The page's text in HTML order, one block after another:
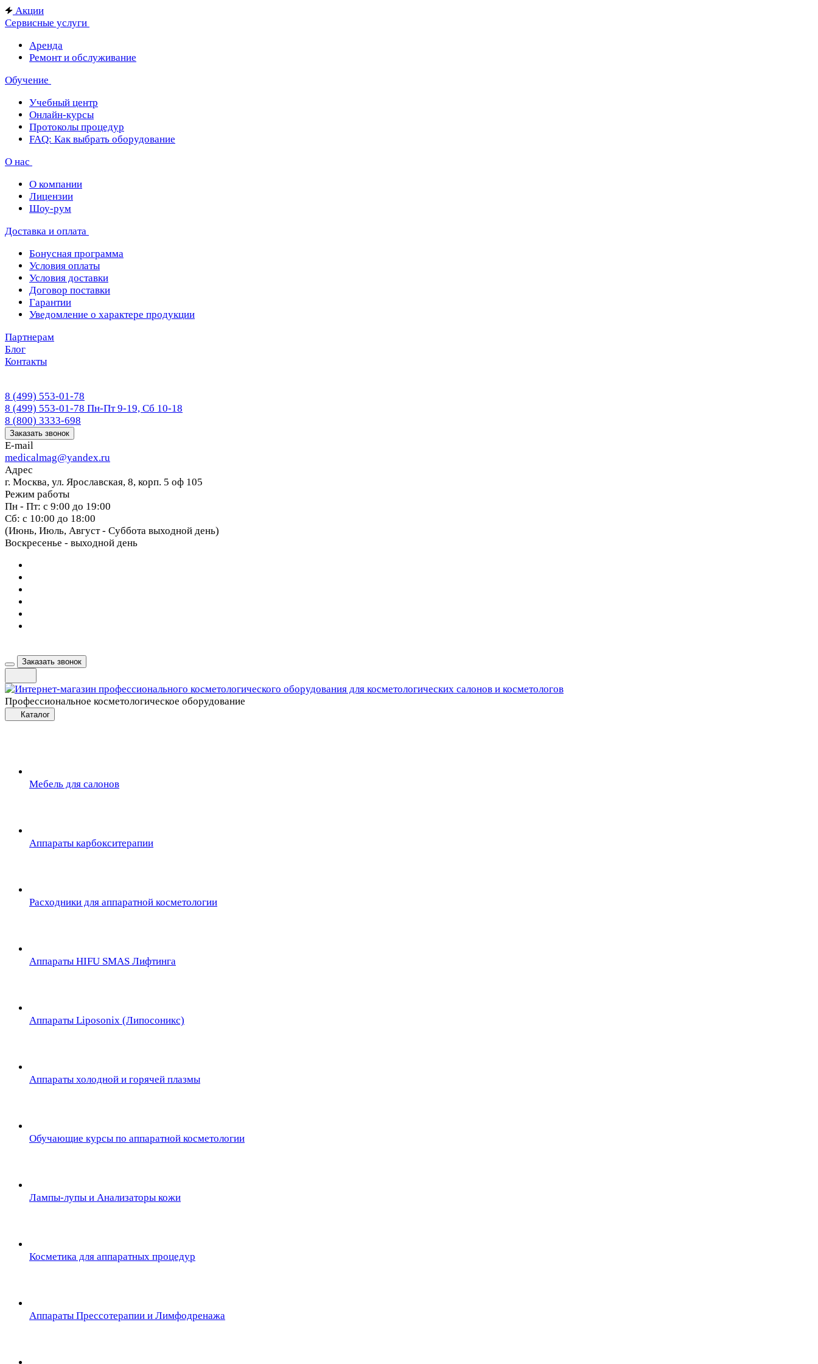
Акции
Сервисные услуги
Аренда
Ремонт и обслуживание
Обучение
Учебный центр
Онлайн-курсы
Протоколы процедур
FAQ: Как выбрать оборудование
О нас
О компании
Лицензии
Шоу-рум
Доставка и оплата
Бонусная программа
Условия оплаты
Условия доставки
Договор поставки
Гарантии
Уведомление о характере продукции
Партнерам
Блог
Контакты
8 (499) 553-01-78
8 (499) 553-01-78 Пн-Пт 9-19, Сб 10-18
8 (800) 3333-698
Заказать звонок
E-mail
medicalmag@yandex.ru
Адрес
г. Москва, ул. Ярославская, 8, корп. 5 оф 105
Режим работы
Пн - Пт: с 9:00 до 19:00
Сб: с 10:00 до 18:00
(Июнь, Июль, Август - Суббота выходной день)
Воскресенье - выходной день
Заказать звонок
Профессиональное косметологическое оборудование
Каталог
Мебель для салонов
Аппараты карбокситерапии
Расходники для аппаратной косметологии
Аппараты HIFU SMAS Лифтинга
Аппараты Liposonix (Липосоникс)
Аппараты холодной и горячей плазмы
Обучающие курсы по аппаратной косметологии
Лампы-лупы и Анализаторы кожи
Косметика для аппаратных процедур
Аппараты Прессотерапии и Лимфодренажа